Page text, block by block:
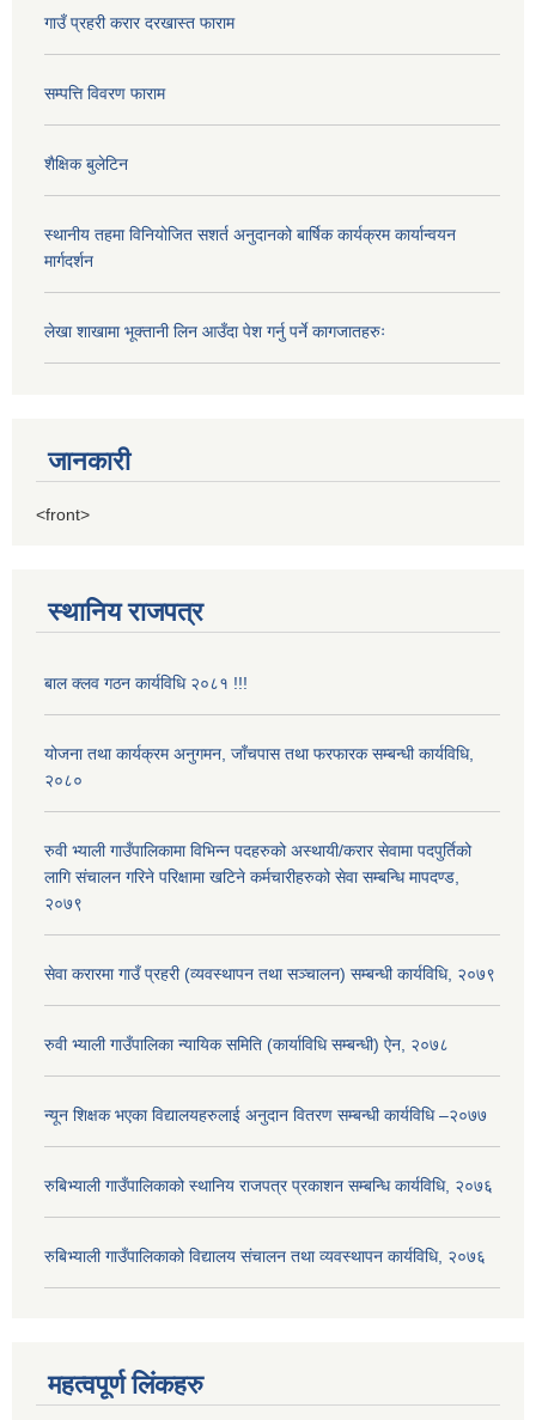
गाउँ प्रहरी करार दरखास्त फाराम
सम्पत्ति विवरण फाराम
शैक्षिक बुलेटिन
स्थानीय तहमा विनियोजित सशर्त अनुदानको बार्षिक कार्यक्रम कार्यान्वयन
मार्गदर्शन
लेखा शाखामा भूक्तानी लिन आउँदा पेश गर्नु पर्ने कागजातहरुः
जानकारी
<front>
स्थानिय राजपत्र
बाल क्लव गठन कार्यविधि २०८१ !!!
योजना तथा कार्यक्रम अनुगमन, जाँचपास तथा फरफारक सम्बन्धी कार्यविधि,
२०८०
रुवी भ्याली गाउँपालिकामा विभिन्न पदहरुको अस्थायी/करार सेवामा पदपुर्तिको
लागि संचालन गरिने परिक्षामा खटिने कर्मचारीहरुको सेवा सम्बन्धि मापदण्ड,
२०७९
सेवा करारमा गाउँ प्रहरी (व्यवस्थापन तथा सञ्चालन) सम्बन्धी कार्यविधि, २०७९
रुवी भ्याली गाउँपालिका न्यायिक समिति (कार्याविधि सम्बन्धी) ऐन, २०७८
न्यून शिक्षक भएका ‍विद्यालयहरुलाई अनुदान वितरण सम्बन्धी कार्यविधि –२०७७
रुबिभ्याली गाउँपालिकाको स्थानिय राजपत्र प्रकाशन सम्बन्धि कार्यविधि, २०७६
रुबिभ्याली गाउँपालिकाको विद्यालय संचालन तथा व्यवस्थापन कार्यविधि, २०७६
महत्वपूर्ण लिंकहरु